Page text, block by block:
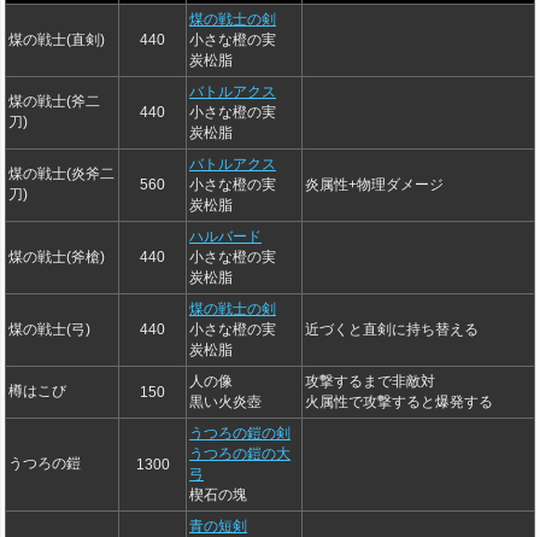
煤の戦士(直剣) 440
煤の戦士の剣
小さな橙の実
炭松脂
煤の戦士(斧二
刀)
440
バトルアクス
小さな橙の実
炭松脂
煤の戦士(炎斧二
刀)
560
バトルアクス
小さな橙の実
炭松脂
炎属性+物理ダメージ
煤の戦士(斧槍) 440
ハルバード
小さな橙の実
炭松脂
煤の戦士(弓) 440
煤の戦士の剣
小さな橙の実
炭松脂
近づくと直剣に持ち替える
樽はこび 150
人の像
黒い火炎壺
攻撃するまで非敵対
火属性で攻撃すると爆発する
うつろの鎧 1300
うつろの鎧の剣
うつろの鎧の大
弓
楔石の塊
青の短剣